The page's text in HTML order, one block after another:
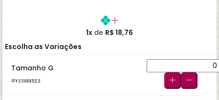
1x de R$ 18,76
Escolha as Variações
Tamanho G
FZ366852.3